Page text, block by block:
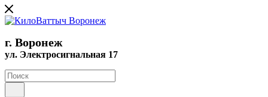
г. Воронеж
ул. Электросигнальная 17